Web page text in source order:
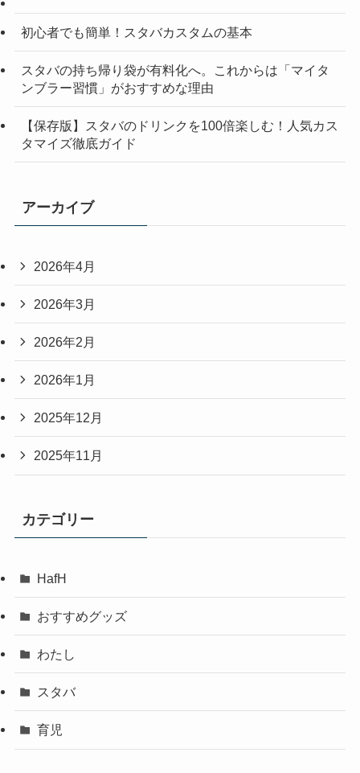
初心者でも簡単！スタバカスタムの基本
スタバの持ち帰り袋が有料化へ。これからは「マイタ
ンブラー習慣」がおすすめな理由
【保存版】スタバのドリンクを100倍楽しむ！人気カス
タマイズ徹底ガイド
アーカイブ
2026年4月
2026年3月
2026年2月
2026年1月
2025年12月
2025年11月
カテゴリー
HafH
おすすめグッズ
わたし
スタバ
育児